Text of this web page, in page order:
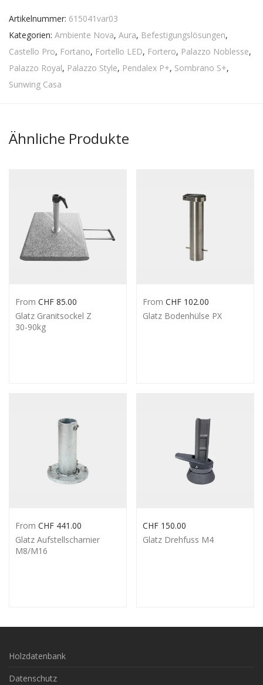
Artikelnummer: 615041var03
Kategorien: Ambiente Nova, Aura, Befestigungslösungen,
Castello Pro, Fortano, Fortello LED, Fortero, Palazzo Noblesse,
Palazzo Royal, Palazzo Style, Pendalex P+, Sombrano S+,
Sunwing Casa
Ähnliche Produkte
Glatz Granitsockel Z
30-90kg
From CHF 85.00
Glatz Bodenhülse PX
From CHF 102.00
Glatz Aufstellscharnier
M8/M16
From CHF 441.00
Glatz Drehfuss M4
CHF 150.00
Holzdatenbank
Datenschutz